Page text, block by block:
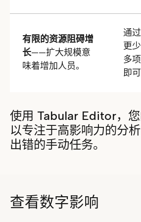
有限的资源阻碍增
长——扩大规模意
味着增加人员。
通
更
多
即
使用 Tabular Editor，
以专注于高影响力的分
出错的手动任务。
查看数字影响